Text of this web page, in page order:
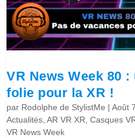
VR News Week 80
folie pour la XR !
par Rodolphe de StylistMe |Août
Actualités,AR VR XR,Casques
VR News Week